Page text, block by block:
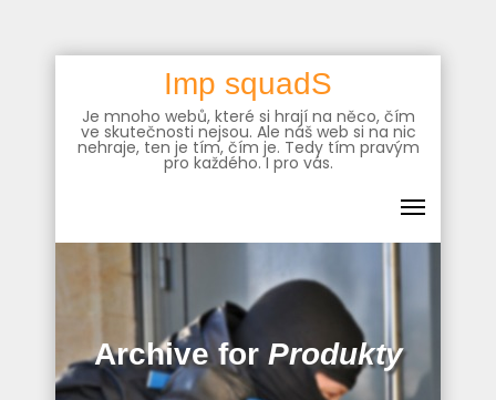
content
Imp squadS
Je mnoho webů, které si hrají na něco, čím
ve skutečnosti nejsou. Ale náš web si na nic
nehraje, ten je tím, čím je. Tedy tím pravým
pro každého. I pro vás.
Archive for Produkty